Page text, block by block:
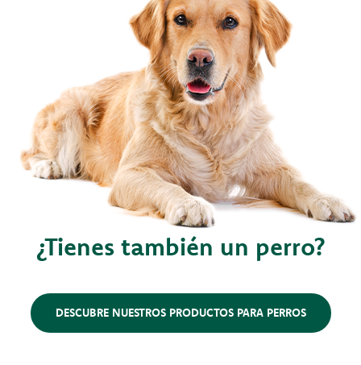
¿Tienes también un perro?
DESCUBRE NUESTROS PRODUCTOS PARA PERROS